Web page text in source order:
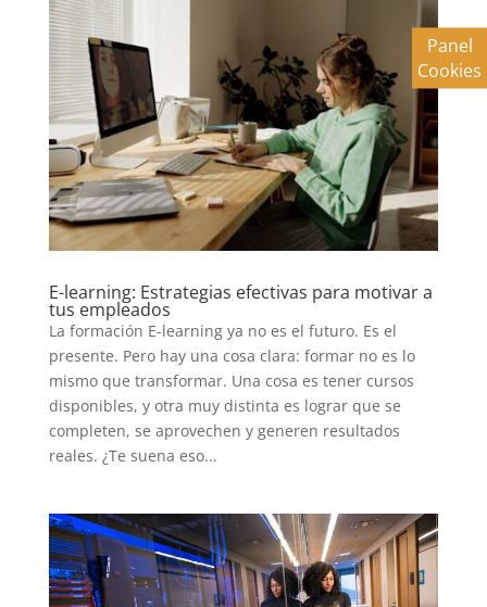
E-learning: Estrategias efectivas para motivar a
tus empleados
La formación E-learning ya no es el futuro. Es el
presente. Pero hay una cosa clara: formar no es lo
mismo que transformar. Una cosa es tener cursos
disponibles, y otra muy distinta es lograr que se
completen, se aprovechen y generen resultados
reales. ¿Te suena eso...
Panel
Cookies